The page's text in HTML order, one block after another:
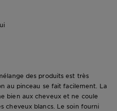
des produits est très
au pinceau se fait facilement. La
bien aux cheveux et ne coule
cheveux blancs. Le soin fourni